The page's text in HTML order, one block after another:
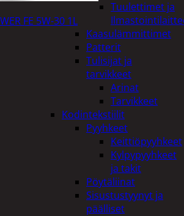
Tuulettimet ja
Kaasulämmittimet
Patterit
Tulisijat ja
tarvikkeet
Arinat
Tarvikkeet
Kodintekstiilit
Pyyhkeet
Keittiöpyyhkeet
Kylpypyyhkeet
ja takit
Pöytäliinat
Sisustustyynyt ja
päälliset
FE 5W-30 1L